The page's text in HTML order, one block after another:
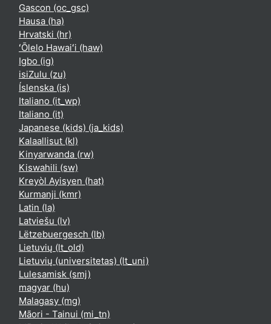
Gascon ‎(oc_gsc)‎
Hausa ‎(ha)‎
Hrvatski ‎(hr)‎
ʻŌlelo Hawaiʻi ‎(haw)‎
Igbo ‎(ig)‎
isiZulu ‎(zu)‎
Íslenska ‎(is)‎
Italiano ‎(it_wp)‎
Italiano ‎(it)‎
Japanese (kids) ‎(ja_kids)‎
Kalaallisut ‎(kl)‎
Kinyarwanda ‎(rw)‎
Kiswahili ‎(sw)‎
Kreyòl Ayisyen ‎(hat)‎
Kurmanji ‎(kmr)‎
Latin ‎(la)‎
Latviešu ‎(lv)‎
Lëtzebuergesch ‎(lb)‎
Lietuvių ‎(lt_old)‎
Lietuvių (universitetas) ‎(lt_uni)‎
Lulesamisk ‎(smj)‎
magyar ‎(hu)‎
Malagasy ‎(mg)‎
Māori - Tainui ‎(mi_tn)‎